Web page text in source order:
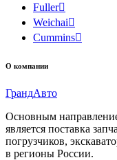
Fuller
Weichai
Cummins
О компании
ГрандАвто
Основным
является поставка
погрузчиков,
в регионы России.